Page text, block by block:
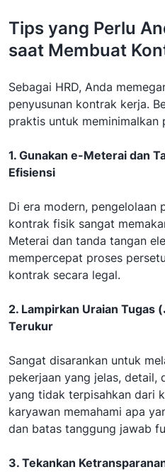
Tips yang Perlu
saat Membuat
Sebagai HRD, Anda
penyusunan kontrak kerja.
praktis untuk meminimalkan
1. Gunakan e-Meterai dan
Efisiensi
Di era modern, pengelolaan
kontrak fisik sangat
Meterai dan tanda tangan
mempercepat proses
kontrak secara legal.
2. Lampirkan Uraian Tugas (
Terukur
Sangat disarankan untuk
pekerjaan yang jelas, detail,
yang tidak terpisahkan dari
karyawan memahami apa
dan batas tanggung jawab
3. Tekankan